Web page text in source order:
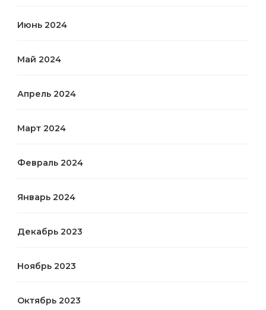
Июнь 2024
Май 2024
Апрель 2024
Март 2024
Февраль 2024
Январь 2024
Декабрь 2023
Ноябрь 2023
Октябрь 2023